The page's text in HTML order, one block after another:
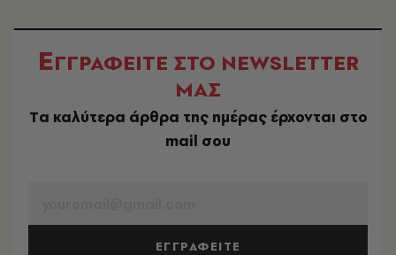
ΕΓΓΡΑΦΕΙΤΕ ΣΤΟ NEWSLETTER
ΜΑΣ
Tα καλύτερα άρθρα της ημέρας έρχονται στο
mail σου
ΕΓΓΡΑΦΕΙΤΕ